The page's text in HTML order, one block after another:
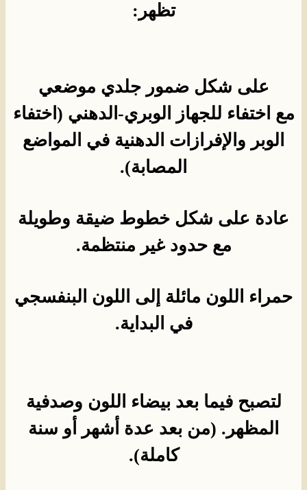
تظهر:
على شكل ضمور جلدي موضعي
مع اختفاء للجهاز الوبري-الدهني (اختفاء
الوبر والإفرازات الدهنية في المواضع
المصابة).
عادة على شكل خطوط ضيقة وطويلة
مع حدود غير منتظمة.
حمراء اللون مائلة إلى اللون البنفسجي
في البداية.
لتصبح فيما بعد بيضاء اللون وصدفية
المظهر. (من بعد عدة أشهر أو سنة
كاملة).